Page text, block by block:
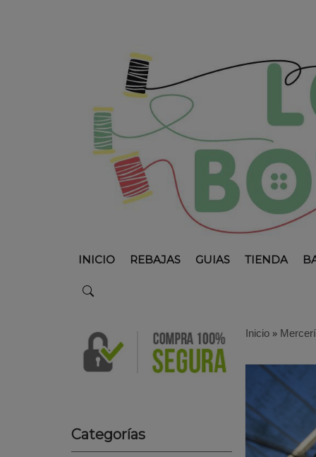
INICIO REBAJAS GUIAS TIENDA
Categorías
Inicio»